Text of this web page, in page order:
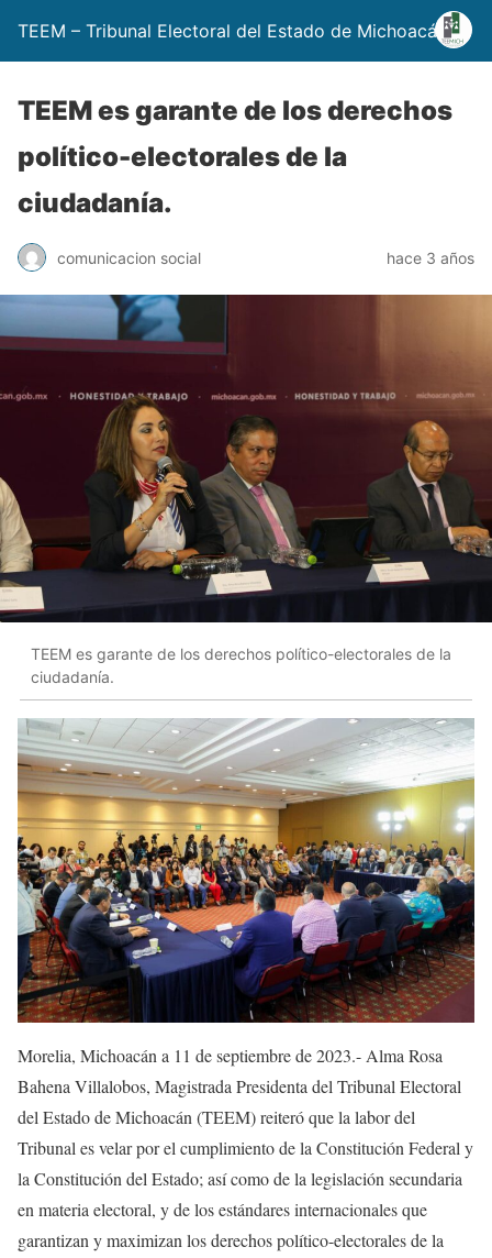
TEEM – Tribunal Electoral del Estado de Michoacán
TEEM es garante de los derechos
político-electorales de la
ciudadanía.
comunicacion social hace 3 años
TEEM es garante de los derechos político-electorales de la
ciudadanía.
Morelia, Michoacán a 11 de septiembre de 2023.- Alma Rosa
Bahena Villalobos, Magistrada Presidenta del Tribunal Electoral
del Estado de Michoacán (TEEM) reiteró que la labor del
Tribunal es velar por el cumplimiento de la Constitución Federal y
la Constitución del Estado; así como de la legislación secundaria
en materia electoral, y de los estándares internacionales que
garantizan ymaximizan los derechos político-electorales de la